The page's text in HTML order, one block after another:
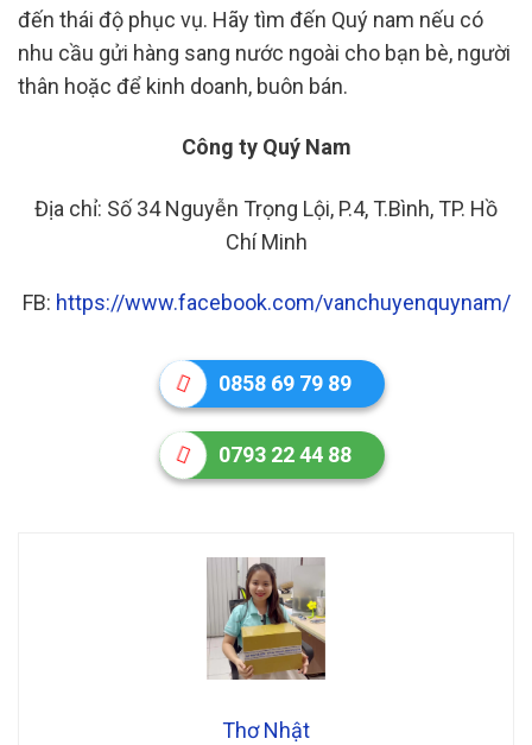
đến thái độ phục vụ. Hãy tìm đến Quý nam nếu có
nhu cầu gửi hàng sang nước ngoài cho bạn bè, người
thân hoặc để kinh doanh, buôn bán.
Công ty Quý Nam
Địa chỉ: Số 34 Nguyễn Trọng Lội, P.4, T.Bình, TP. Hồ
Chí Minh
FB: https://www.facebook.com/vanchuyenquynam/
0858 69 79 89
0793 22 44 88
Thơ Nhật